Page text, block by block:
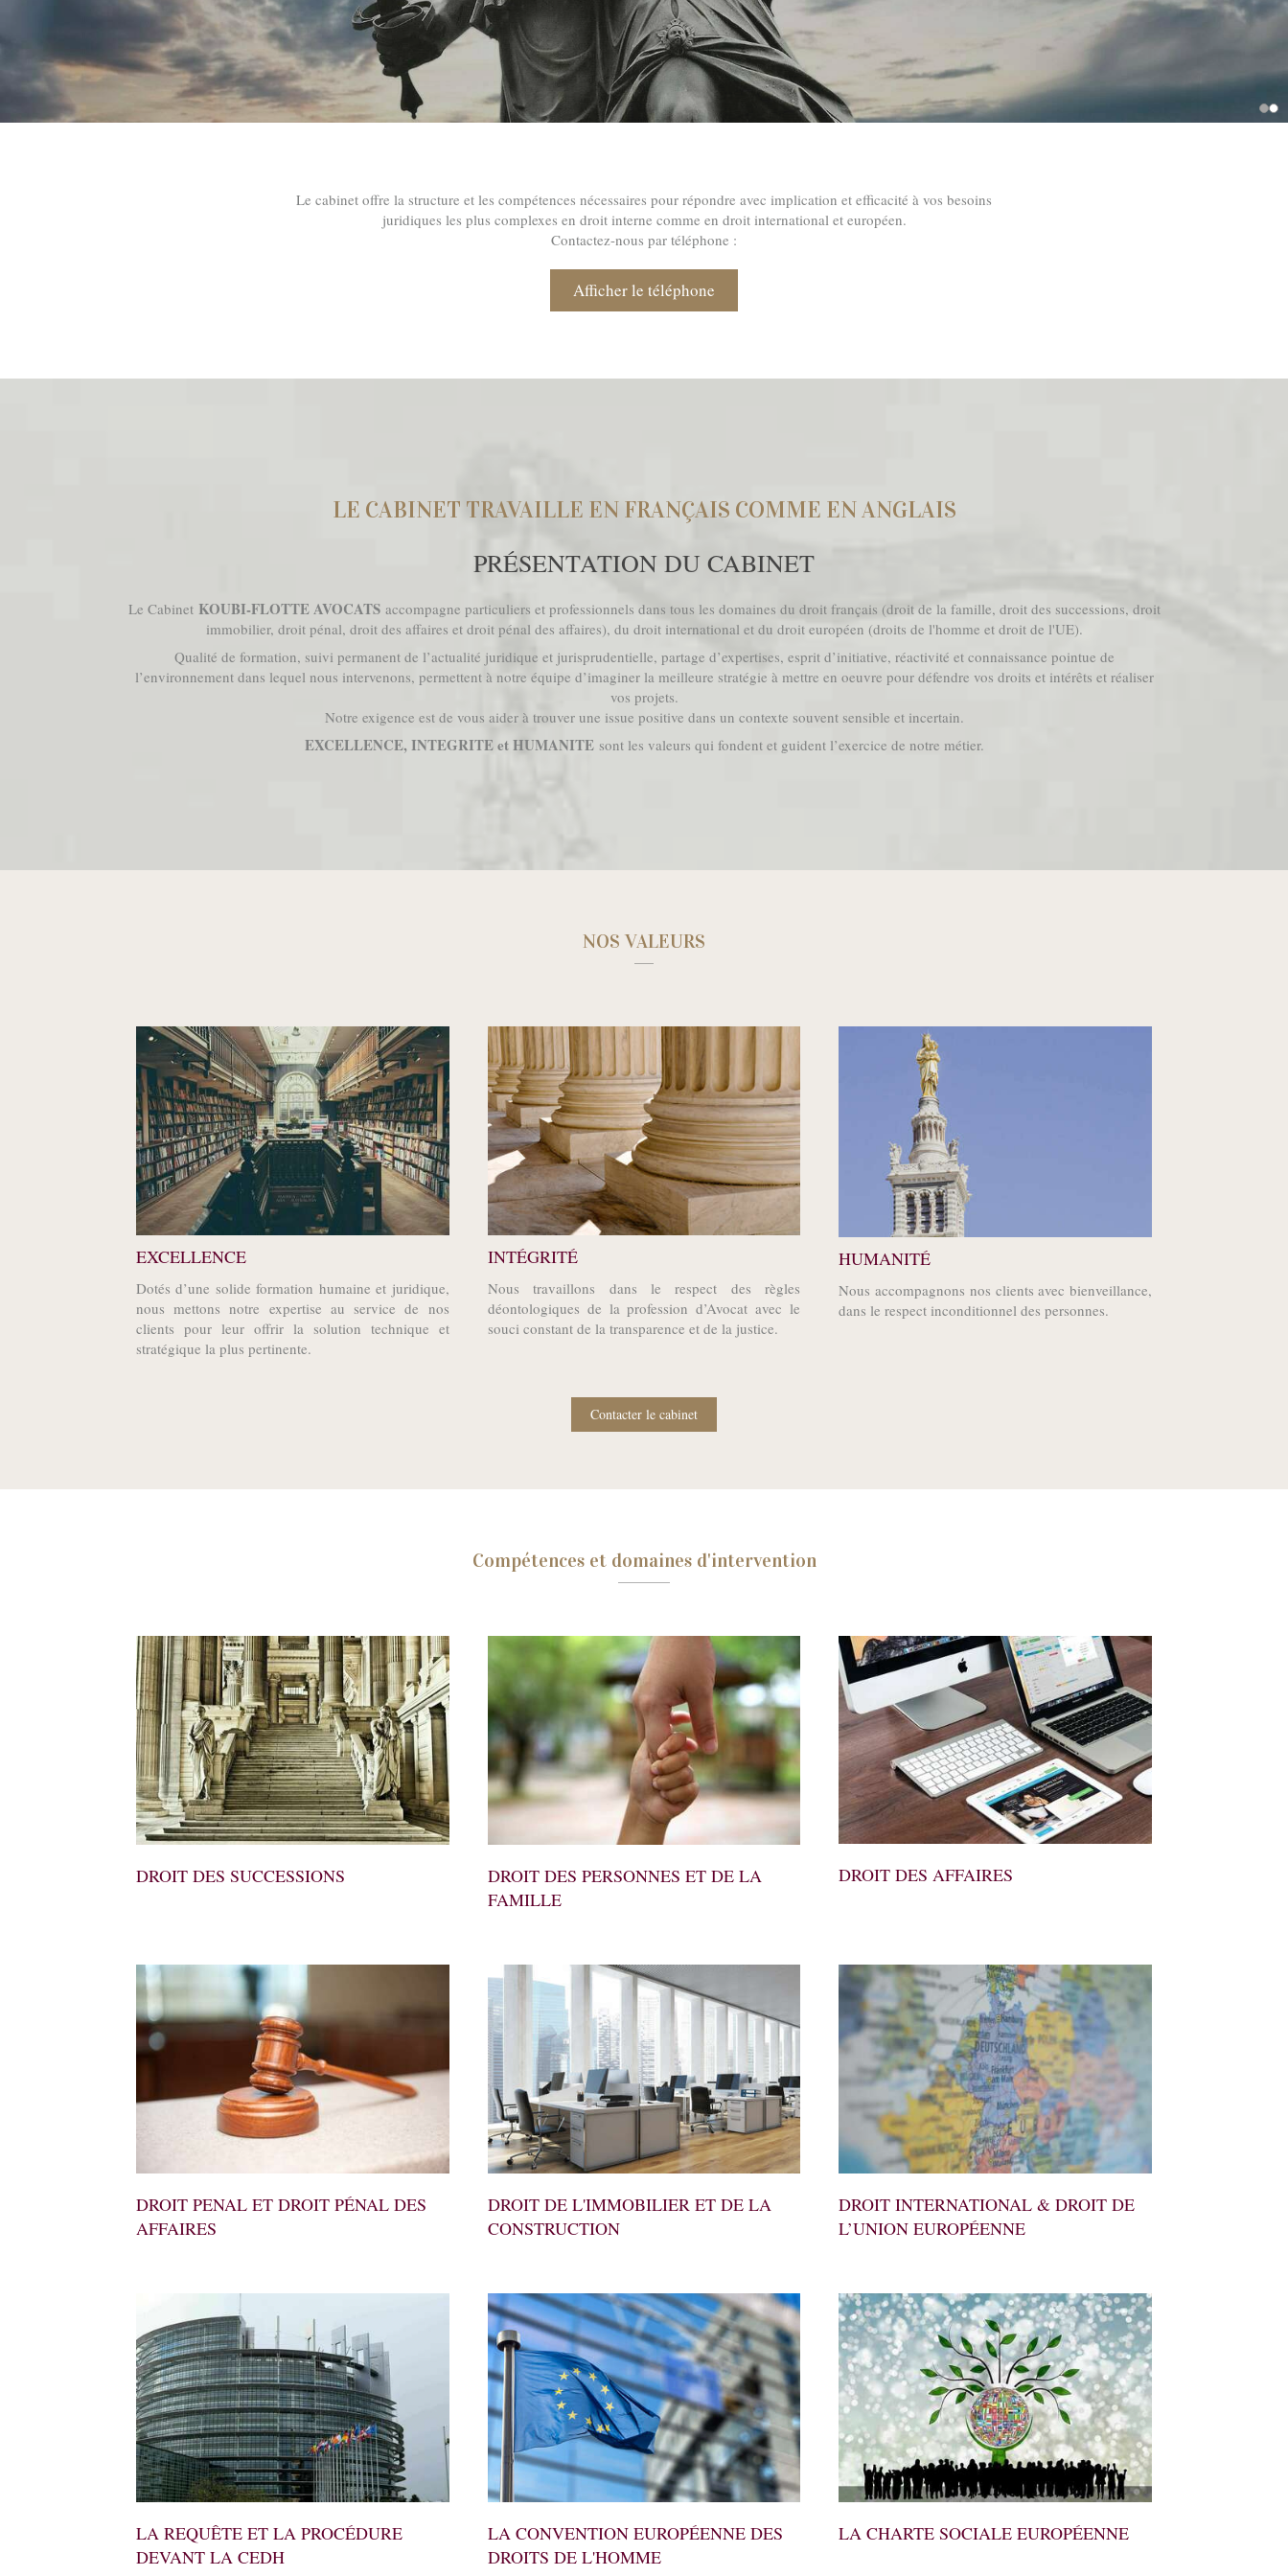
Le cabinet offre la structure et les compétences nécessaires pour répondre avec implication et efficacité à vos besoins
juridiques les plus complexes en droit interne comme en droit international et européen.
Contactez-nous par téléphone :
Afficher le téléphone
LE CABINET TRAVAILLE EN FRANÇAIS COMME EN ANGLAIS
PRÉSENTATION DU CABINET
Le Cabinet KOUBI-FLOTTE AVOCATSaccompagne particuliers et professionnels dans tous les domaines du droit français (droit de la famille, droit des successions, droit
immobilier, droit pénal, droit des affaires et droit pénal des affaires), du droit international et du droit européen (droits de l'homme et droit de l'UE).
Qualité de formation, suivi permanent de l’actualité juridique et jurisprudentielle, partage d’expertises, esprit d’initiative, réactivité et connaissance pointue de
l’environnement dans lequel nous intervenons, permettent à notre équipe d’imaginer la meilleure stratégie à mettre en oeuvre pour défendre vos droits et intérêts et réaliser
vos projets.
Notre exigence est de vous aider à trouver une issue positive dans un contexte souvent sensible et incertain.
EXCELLENCE, INTEGRITE et HUMANITEsont les valeurs qui fondent et guident l’exercice de notre métier.
NOS VALEURS
EXCELLENCE
Dotés d’une solide formation humaine et juridique,
nous mettons notre expertise au service de nos
clients pour leur offrir la solution technique et
stratégique la plus pertinente.
INTÉGRITÉ
Nous travaillons dans le respect des règles
déontologiques de la profession d’Avocat avec le
souci constant de la transparence et de la justice.
HUMANITÉ
Nous accompagnons nos clients avec bienveillance,
dans le respect inconditionnel des personnes.
Contacter le cabinet
Compétences et domaines d'intervention
DROIT DES SUCCESSIONS
DROIT DES PERSONNES ET DE LA
FAMILLE
DROIT DES AFFAIRES
DROIT PENAL ET DROIT PÉNAL DES
AFFAIRES
DROIT DE L'IMMOBILIER ET DE LA
CONSTRUCTION
DROIT INTERNATIONAL & DROIT DE
L’UNION EUROPÉENNE
LA REQUÊTE ET LA PROCÉDURE
DEVANT LA CEDH
LA CONVENTION EUROPÉENNE DES
DROITS DE L'HOMME
LA CHARTE SOCIALE EUROPÉENNE